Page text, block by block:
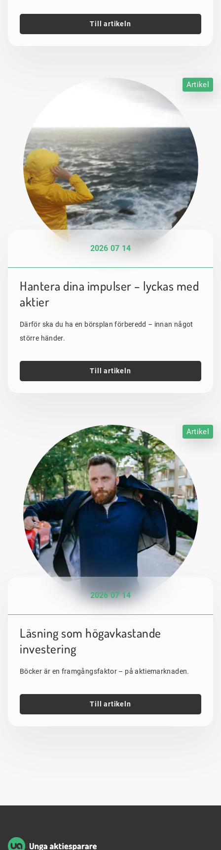
Till artikeln
Artikel
2026 07 14
Hantera dina impulser – lyckas med
aktier
Därför ska du ha en börsplan förberedd – innan något
större händer.
Till artikeln
Artikel
2026 07 14
Läsning som högavkastande
investering
Böcker är en framgångsfaktor – på aktiemarknaden.
Till artikeln